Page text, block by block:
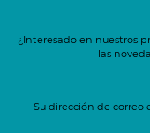
¿Interesado en nuestros
las